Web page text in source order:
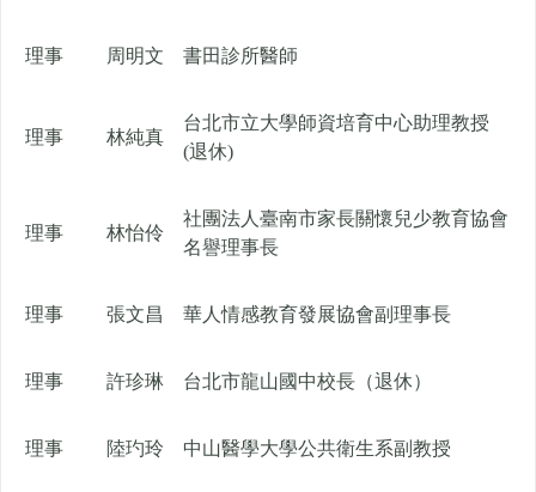
理事 周明文 書田診所醫師
理事 林純真
台北市立大學師資培育中心助理教授
(退休)
理事 林怡伶
社團法人臺南市家長關懷兒少教育協會
名譽理事長
理事 張文昌 華人情感教育發展協會副理事長
理事 許珍琳 台北市龍山國中校長（退休）
理事 陸玓玲 中山醫學大學公共衛生系副教授